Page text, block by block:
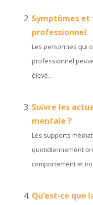
Symptômes
professionnel
Les personnes qui
professionnel
élevé...
Suivre les
mentale ?
Les supports
quotidiennement
comportement et
Qu’est-ce que